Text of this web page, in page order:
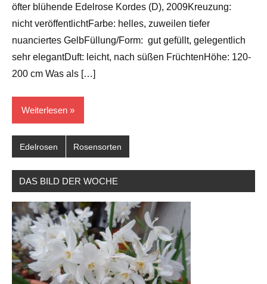
öfter blühende Edelrose Kordes (D), 2009Kreuzung:
nicht veröffentlichtFarbe: helles, zuweilen tiefer
nuanciertes GelbFüllung/Form: gut gefüllt, gelegentlich
sehr elegantDuft: leicht, nach süßen FrüchtenHöhe: 120-
200 cm Was als […]
Weiterlesen
Edelrosen Rosensorten
DAS BILD DER WOCHE